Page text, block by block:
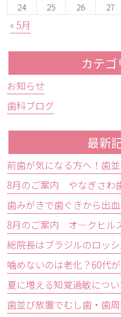
24
25 26 27
« 5月
カテゴ
お知らせ
歯科ブログ
最新
8月のご案内 やなぎさわ
8月のご案内 オ―クヒル
夏に増える知覚過敏につ